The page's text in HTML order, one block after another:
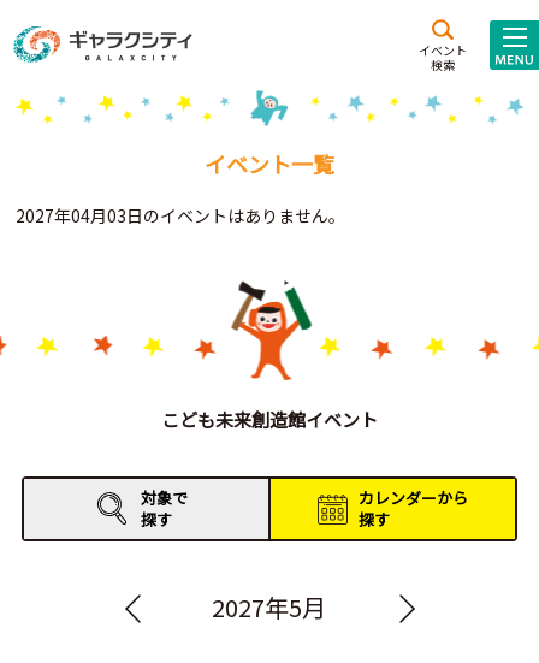
イベント
検索
施設案内
こども
西新井
施設･
Gがくえん
お知らせ
イベントレポート
イベント一覧
2027年04月03日のイベントはありません。
こども未来創造館イベント
対象で
探す
カレンダーから
探す
2027年5月